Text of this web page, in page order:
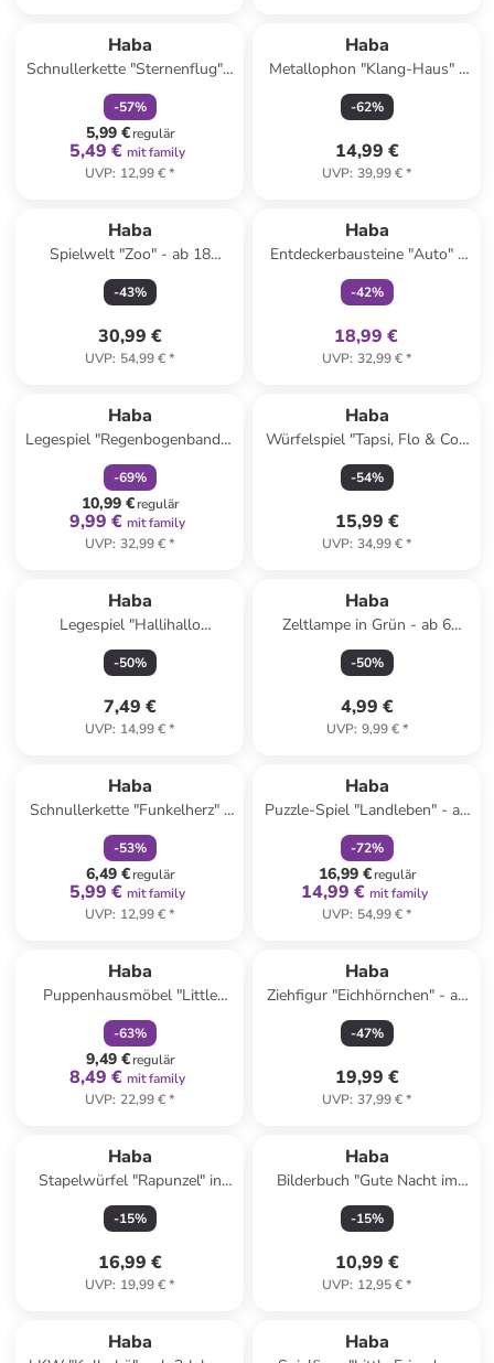
Haba
Schnullerkette "Sternenflug" -
ab Geburt
-57%
5,99 €regulär
5,49 € mit family
UVP: 12,99 €*
Haba
Metallophon "Klang-Haus" -
ab 12 Monaten
-62%
14,99 €
UVP: 39,99 €*
Haba
Spielwelt "Zoo" - ab 18
Monaten
-43%
30,99 €
UVP: 54,99 €*
Haba
Entdeckerbausteine "Auto" -
ab 12 Monaten
-42%
18,99 €
UVP: 32,99 €*
Haba
Legespiel "Regenbogenbande"
- ab 4 Jahren
-69%
10,99 €regulär
9,99 € mit family
UVP: 32,99 €*
Haba
Würfelspiel "Tapsi, Flo & Co."
- ab 3 Jahren
-54%
15,99 €
UVP: 34,99 €*
Haba
Legespiel "Hallihallo
Kalmario!" - ab 4 Jahren
-50%
7,49 €
UVP: 14,99 €*
Haba
Zeltlampe in Grün - ab 6
Jahren
-50%
4,99 €
UVP: 9,99 €*
Haba
Schnullerkette "Funkelherz" -
ab Geburt
-53%
6,49 €regulär
5,99 € mit family
UVP: 12,99 €*
Haba
Puzzle-Spiel "Landleben" - ab
2 Jahren
-72%
16,99 €regulär
14,99 € mit family
UVP: 54,99 €*
Haba
Puppenhausmöbel "Little
Friends" - ab 3 Jahren
-63%
9,49 €regulär
8,49 € mit family
UVP: 22,99 €*
Haba
Ziehfigur "Eichhörnchen" - ab
12 Monaten
-47%
19,99 €
UVP: 37,99 €*
Haba
Stapelwürfel "Rapunzel" in
Bunt - ab 12 Monaten
-15%
16,99 €
UVP: 19,99 €*
Haba
Bilderbuch "Gute Nacht im
Meer" - ab 2 Jahren
-15%
10,99 €
UVP: 12,95 €*
Haba Haba